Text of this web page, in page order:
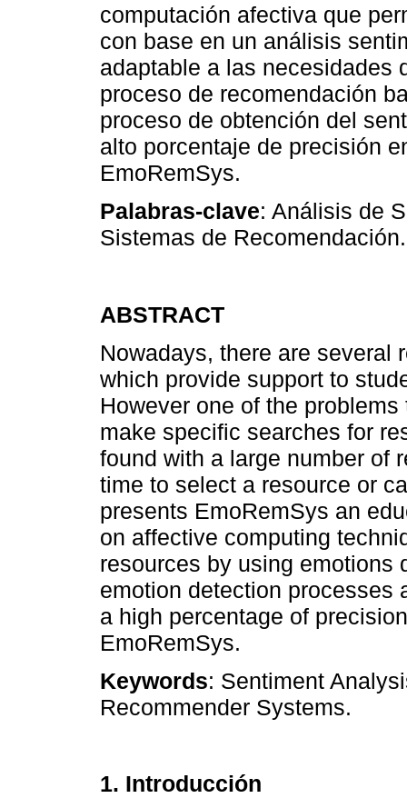
computación afectiva que
con base en un análisis
adaptable a las necesidades
proceso de recomendación
proceso de obtención del
alto porcentaje de precisión
EmoRemSys.
Palabras-clave: Análisis de
Sistemas de Recomendación.
ABSTRACT
Nowadays, there are several
which provide support to
However one of the
make specific searches for
found with a large number of
time to select a resource or
presents EmoRemSys an
on affective computing
resources by using emotions
emotion detection processes
a high percentage of
EmoRemSys.
Keywords: Sentiment
Recommender Systems.
1. Introducción